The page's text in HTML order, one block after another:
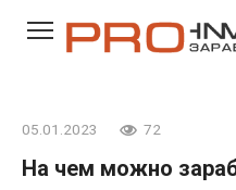
05.01.2023 72
На чем можно